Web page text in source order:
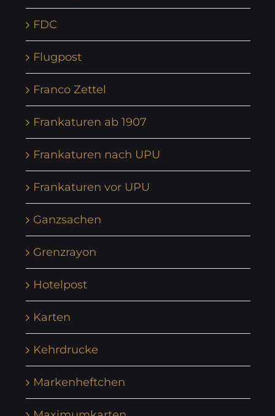
FDC
Flugpost
Franco Zettel
Frankaturen ab 1907
Frankaturen nach UPU
Frankaturen vor UPU
Ganzsachen
Grenzrayon
Hotelpost
Karten
Kehrdrucke
Markenheftchen